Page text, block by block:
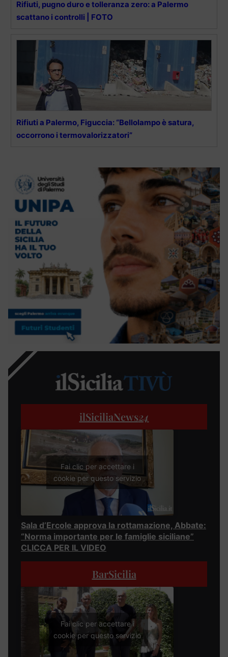
Rifiuti, pugno duro e tolleranza zero: a Palermo
scattano i controlli | FOTO
Rifiuti a Palermo, Figuccia: “Bellolampo è satura,
occorrono i termovalorizzatori”
ilSiciliaNews24
Fai clic per accettare i
cookie per questo servizio
Sala d’Ercole approva la rottamazione, Abbate:
“Norma importante per le famiglie siciliane”
CLICCA PER IL VIDEO
BarSicilia
Fai clic per accettare i
cookie per questo servizio